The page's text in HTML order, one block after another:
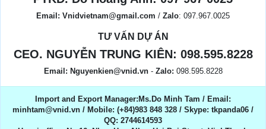
Email: Vnidvietnam@gmail.com / Zalo: 097.967.0025
TƯ VẤN DỰ ÁN
CEO. NGUYỄN TRUNG KIÊN: 098.595.8228
Email: Nguyenkien@vnid.vn- Zalo: 098.595.8228
Import and Export Manager:Ms.Do Minh Tam / Email:
minhtam@vnid.vn / Mobile​:​ (+84)983 848 328 / Skype: tkpanda06 /
QQ: 2744614593